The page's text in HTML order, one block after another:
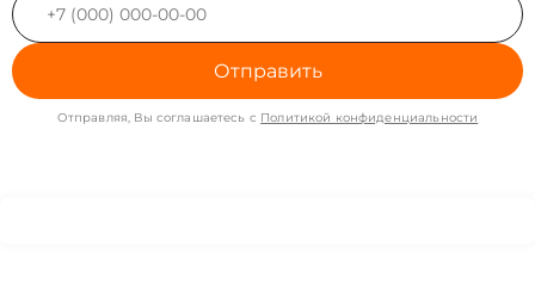
Отправить
Отправляя, Вы соглашаетесь с Политикой конфиденциальности